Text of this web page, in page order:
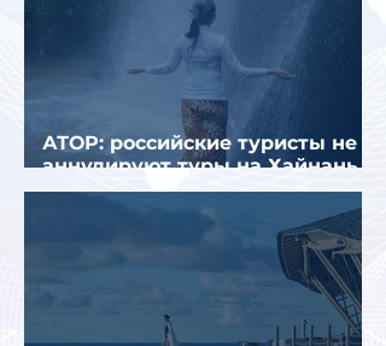
АТОР: российские туристы не
аннулируют туры на Хайнань
из-за тайфуна «Дельфин»